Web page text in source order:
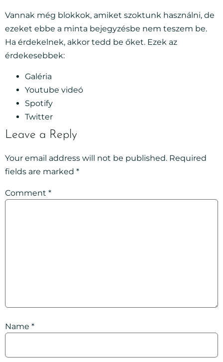
Vannak még blokkok, amiket szoktunk használni, de
ezeket ebbe a minta bejegyzésbe nem teszem be.
Ha érdekelnek, akkor tedd be őket. Ezek az
érdekesebbek:
Galéria
Youtube videó
Spotify
Twitter
Leave a Reply
Your email address will not be published. Required
fields are marked *
Comment *
Name *